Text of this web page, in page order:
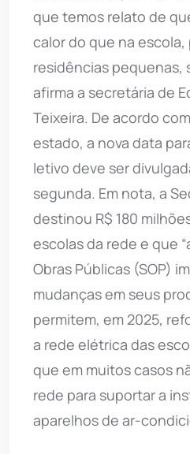
que temos relato de
calor do que na escola,
residências pequenas,
afirma a secretária de
Teixeira. De acordo
estado, a nova data
letivo deve ser
segunda. Em nota, a
destinou R$ 180
escolas da rede e que
Obras Públicas (SOP)
mudanças em seus
permitem, em 2025,
a rede elétrica das
que em muitos casos
rede para suportar a
aparelhos de ar-